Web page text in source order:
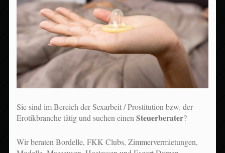
Sie sind im Bereich der Sexarbeit / Prostitution bzw. der
Erotikbranche tätig und suchen einen Steuerberater?
Wir beraten Bordelle, FKK Clubs, Zimmervermietungen,